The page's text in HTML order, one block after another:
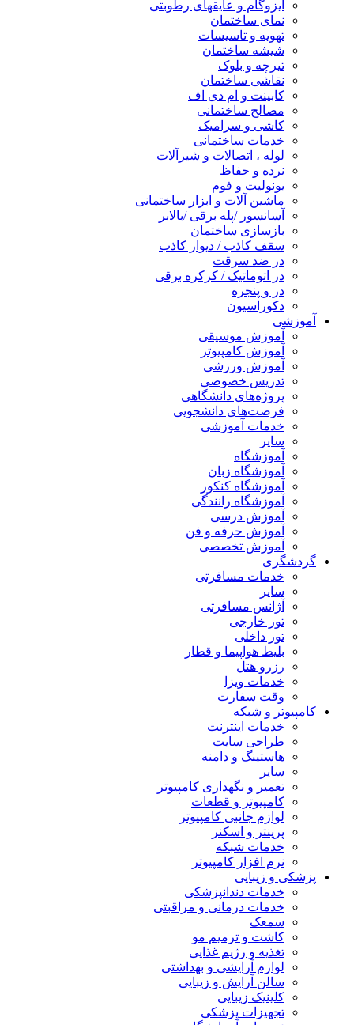
ایزوگام و عایقهای رطوبتی
نمای ساختمان
تهویه و تاسیسات
شیشه ساختمان
تیرچه و بلوک
نقاشی ساختمان
کابینت و ام دی اف
مصالح ساختمانی
کاشی و سرامیک
خدمات ساختمانی
لوله ، اتصالات و شیرآلات
نرده و حفاظ
یونولیت و فوم
ماشین آلات و ابزار ساختمانی
آسانسور /پله برقی /بالابر
بازسازی ساختمان
سقف کاذب / دیوار کاذب
در ضد سرقت
در اتوماتیک / کرکره برقی
در و پنجره
دکوراسیون
آموزشی
آموزش موسیقی
آموزش کامپیوتر
آموزش ورزشی
تدریس خصوصی
پروژه‌های دانشگاهی
فرصت‌های دانشجویی
خدمات آموزشی
سایر
آموزشگاه
آموزشگاه زبان
آموزشگاه کنکور
آموزشگاه رانندگی
آموزش درسی
آموزش حرفه و فن
آموزش تخصصی
گردشگری
خدمات مسافرتی
سایر
آژانس مسافرتی
تور خارجی
تور داخلی
بلیط هواپیما و قطار
رزرو هتل
خدمات ویزا
وقت سفارت
کامپیوتر و شبکه
خدمات اینترنت
طراحی سایت
هاستینگ و دامنه
سایر
تعمیر و نگهداری کامپیوتر
کامپیوتر و قطعات
لوازم جانبی کامپیوتر
پرینتر و اسکنر
خدمات شبکه
نرم افزار کامپیوتر
پزشکی و زیبایی
خدمات دندانپزشکی
خدمات درمانی و مراقبتی
سمعک
کاشت و ترمیم مو
تغذیه و رژیم غذایی
لوازم آرایشی و بهداشتی
سالن آرایش و زیبایی
کلینیک زیبایی
تجهیزات پزشکی